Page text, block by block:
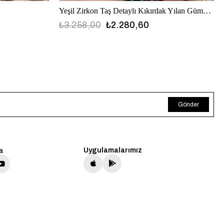
Yeşil Zirkon Taş Detaylı Kıkırdak Yılan Gümüş Küpe
₺2.280,60
₺3.258,00
Gönder
Uygulamalarımız